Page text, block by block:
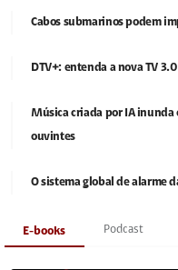
Cabos submarinos podem
DTV+: entenda a nova TV 3.0
Música criada por IA inunda
ouvintes
O sistema global de alarme
E-books Podcast